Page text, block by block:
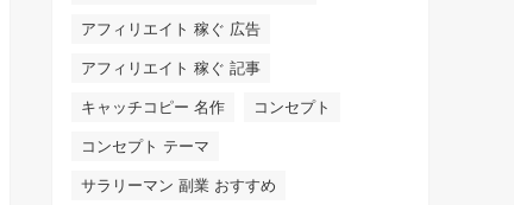
アフィリエイト 稼ぐ 広告
アフィリエイト 稼ぐ 記事
キャッチコピー 名作 コンセプト
コンセプト テーマ
サラリーマン 副業 おすすめ